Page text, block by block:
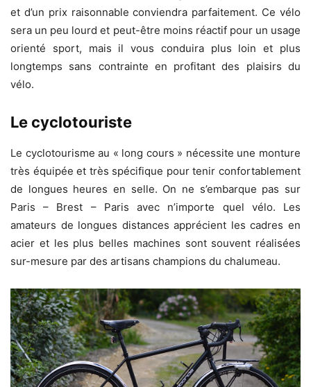
et d’un prix raisonnable conviendra parfaitement. Ce vélo
sera un peu lourd et peut-être moins réactif pour un usage
orienté sport, mais il vous conduira plus loin et plus
longtemps sans contrainte en profitant des plaisirs du
vélo.
Le cyclotouriste
Le cyclotourisme au « long cours » nécessite une monture
très équipée et très spécifique pour tenir confortablement
de longues heures en selle. On ne s’embarque pas sur
Paris – Brest – Paris avec n’importe quel vélo. Les
amateurs de longues distances apprécient les cadres en
acier et les plus belles machines sont souvent réalisées
sur-mesure par des artisans champions du chalumeau.